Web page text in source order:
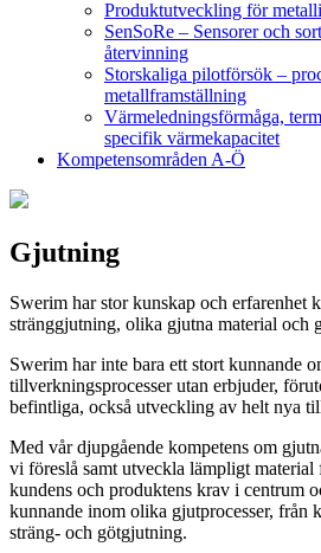
Produktutveckling för
SenSoRe – Sensorer och
återvinning
Storskaliga pilotförsök –
metallframställning
Värmeledningsförmåga,
specifik värmekapacitet
Kompetensområden A-Ö
Gjutning
Swerim har stor kunskap och erfarenhet
stränggjutning, olika gjutna material och
Swerim har inte bara ett stort kunnande
tillverkningsprocesser utan erbjuder,
befintliga, också utveckling av helt nya
Med vår djupgående kompetens om
vi föreslå samt utveckla lämpligt
kundens och produktens krav i centrum
kunnande inom olika gjutprocesser, från
sträng- och götgjutning.